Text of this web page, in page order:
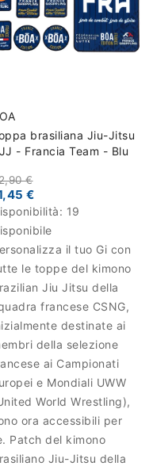
brasiliana Jiu-Jitsu
- Francia Team - Blu
€
€
19
il tuo Gi con
le toppe del kimono
Jiu Jitsu della
francese CSNG,
destinate ai
della selezione
ai Campionati
e Mondiali UWW
World Wrestling),
ora accessibili per
Patch del kimono
Jiu-Jitsu della